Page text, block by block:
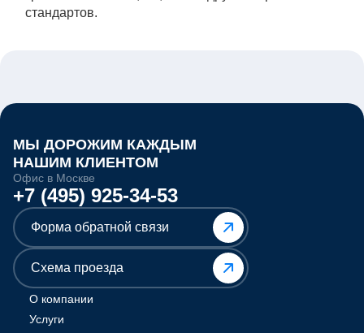
стандартов.
МЫ ДОРОЖИМ КАЖДЫМ
НАШИМ КЛИЕНТОМ
Офис в Москве
+7 (495) 925-34-53
Форма обратной связи
Схема проезда
О компании
Услуги